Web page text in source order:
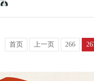
首页 上一页 266